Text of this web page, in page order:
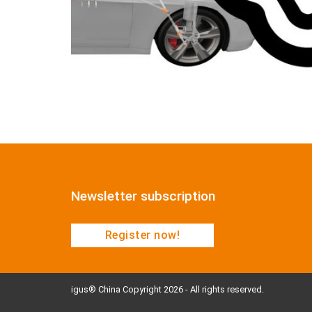
Newsletter subscription
Register now!
igus® China Copyright 2026 - All rights reserved.